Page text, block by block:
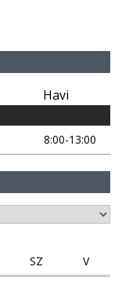
Havi
8:00-13:00
SZ
V